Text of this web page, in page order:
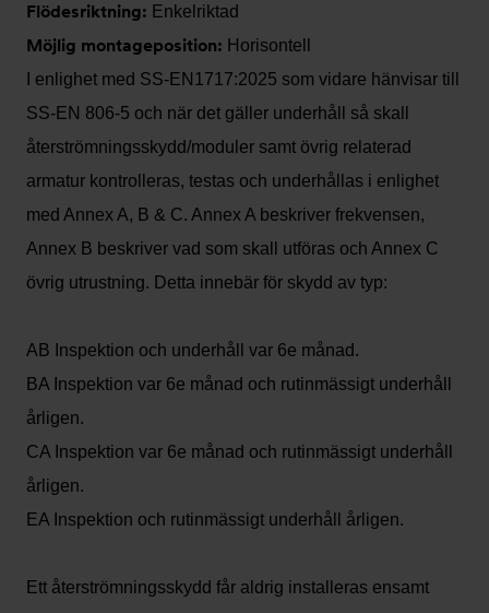
Flödesriktning: Enkelriktad
Möjlig montageposition: Horisontell
I enlighet med SS-EN1717:2025 som vidare hänvisar till
SS-EN 806-5 och när det gäller underhåll så skall
återströmningsskydd/moduler samt övrig relaterad
armatur kontrolleras, testas och underhållas i enlighet
med Annex A, B & C. Annex A beskriver frekvensen,
Annex B beskriver vad som skall utföras och Annex C
övrig utrustning. Detta innebär för skydd av typ:
AB Inspektion och underhåll var 6e månad.
BA Inspektion var 6e månad och rutinmässigt underhåll
årligen.
CA Inspektion var 6e månad och rutinmässigt underhåll
årligen.
EA Inspektion och rutinmässigt underhåll årligen.
Ett återströmningsskydd får aldrig installeras ensamt